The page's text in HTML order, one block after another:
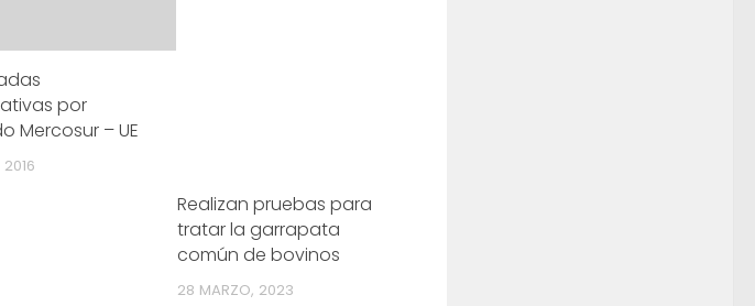
por
Mercosur – UE
Realizan pruebas para
tratar la garrapata
común de bovinos
28 MARZO, 2023